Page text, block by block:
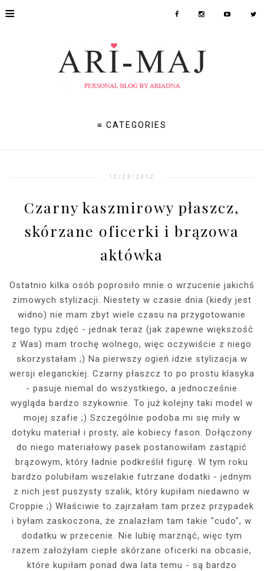
≡
≡ CATEGORIES
12/23/2012
Czarny kaszmirowy płaszcz,
skórzane oficerki i brązowa
aktówka
Ostatnio kilka osób poprosiło mnie o wrzucenie jakichś
zimowych stylizacji. Niestety w czasie dnia (kiedy jest
widno) nie mam zbyt wiele czasu na przygotowanie
tego typu zdjęć - jednak teraz (jak zapewne większość
z Was) mam trochę wolnego, więc oczywiście z niego
skorzystałam ;) Na pierwszy ogień idzie stylizacja w
wersji eleganckiej. Czarny płaszcz to po prostu klasyka
- pasuje niemal do wszystkiego, a jednocześnie
wygląda bardzo szykownie. To już kolejny taki model w
mojej szafie ;) Szczególnie podoba mi się miły w
dotyku materiał i prosty, ale kobiecy fason. Dołączony
do niego materiałowy pasek postanowiłam zastąpić
brązowym, który ładnie podkreślił figurę. W tym roku
bardzo polubiłam wszelakie futrzane dodatki - jednym
z nich jest puszysty szalik, który kupiłam niedawno w
Croppie ;) Właściwie to zajrzałam tam przez przypadek
i byłam zaskoczona, że znalazłam tam takie "cudo", w
dodatku w przecenie. Nie lubię marznąć, więc tym
razem założyłam ciepłe skórzane oficerki na obcasie,
które kupiłam ponad dwa lata temu - są bardzo